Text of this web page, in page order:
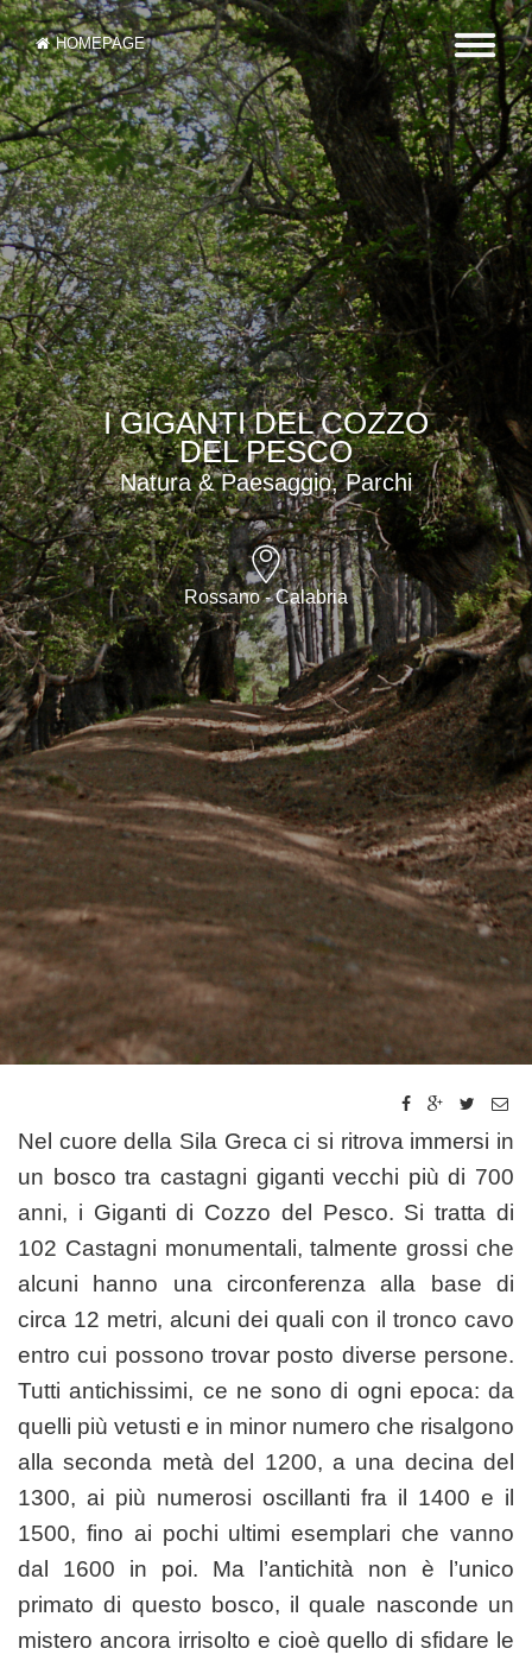
HOMEPAGE
I GIGANTI DEL COZZO
DEL PESCO
Natura & Paesaggio, Parchi
Rossano - Calabria
Nel cuore della Sila Greca ci si ritrova immersi in
un bosco tra castagni giganti vecchi più di 700
anni, i Giganti di Cozzo del Pesco. Si tratta di
102 Castagni monumentali, talmente grossi che
alcuni hanno una circonferenza alla base di
circa 12 metri, alcuni dei quali con il tronco cavo
entro cui possono trovar posto diverse persone.
Tutti antichissimi, ce ne sono di ogni epoca: da
quelli più vetusti e in minor numero che risalgono
alla seconda metà del 1200, a una decina del
1300, ai più numerosi oscillanti fra il 1400 e il
1500, fino ai pochi ultimi esemplari che vanno
dal 1600 in poi. Ma l’antichità non è l’unico
primato di questo bosco, il quale nasconde un
mistero ancora irrisolto e cioè quello di sfidare le